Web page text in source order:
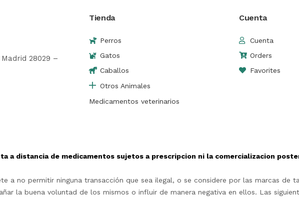
28029 –
Tienda
Perros
Gatos
Caballos
Otros Animales
Medicamentos veterinarios
Cuenta
Cuenta
Orders
Favorites
a distancia de medicamentos sujetos a prescripcion ni la comercializacion
a no permitir ninguna transacción que sea ilegal, o se considere por las marcas de
la buena voluntad de los mismos o influir de manera negativa en ellos. Las